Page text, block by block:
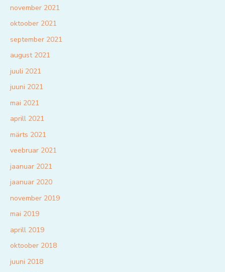
november 2021
oktoober 2021
september 2021
august 2021
juuli 2021
juuni 2021
mai 2021
aprill 2021
märts 2021
veebruar 2021
jaanuar 2021
jaanuar 2020
november 2019
mai 2019
aprill 2019
oktoober 2018
juuni 2018